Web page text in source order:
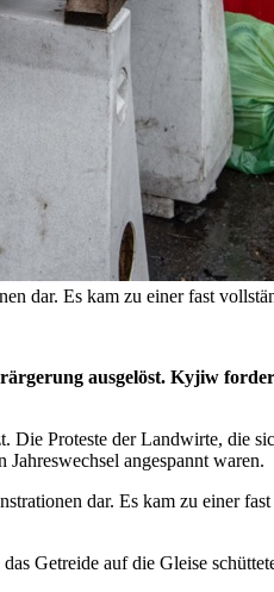
dar. Es kam zu einer fast
ausgelöst. Kyjiw
Proteste der Landwirte, die
angespannt waren.
dar. Es kam zu einer
Getreide auf die Gleise